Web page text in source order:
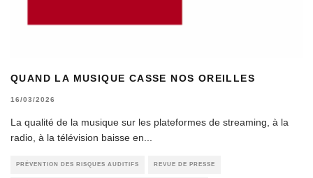
QUAND LA MUSIQUE CASSE NOS OREILLES
16/03/2026
La qualité de la musique sur les plateformes de streaming, à la
radio, à la télévision baisse en
PRÉVENTION DES RISQUES AUDITIFS REVUE DE PRESSE